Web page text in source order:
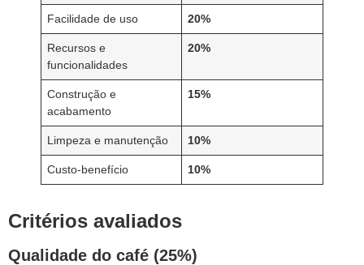
Facilidade de uso 20%
Recursos e
funcionalidades
20%
Construção e
acabamento
15%
Limpeza e manutenção 10%
Custo-benefício 10%
Critérios avaliados
Qualidade do café (25%)